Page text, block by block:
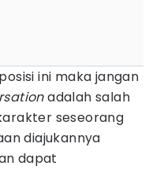
ini maka jangan
adalah salah
seseorang
diajukannya
dapat